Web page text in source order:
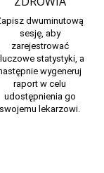
dwuminutową
sesję, aby
zarejestrować
statystyki, a
wygeneruj
raport w celu
udostępnienia go
swojemu lekarzowi.